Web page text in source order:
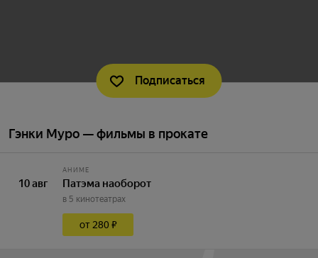
Подписаться
Гэнки Муро — фильмы в прокате
10 авг
АНИМЕ
Патэма наоборот
в 5 кинотеатрах
от 280 ₽